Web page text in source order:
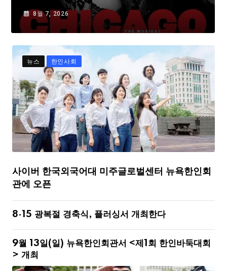
8월 7, 2026
뉴스 한인사회
사이버 한국외국어대 미주글로벌센터 뉴욕한인회
관에 오픈
8·15 광복절 경축식, 플러싱서 개최한다
9월 13일(일) 뉴욕한인회관서 <제1회 한인바둑대회
> 개최